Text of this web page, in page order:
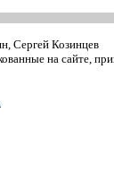
Сергей Козинцев
на сайте,